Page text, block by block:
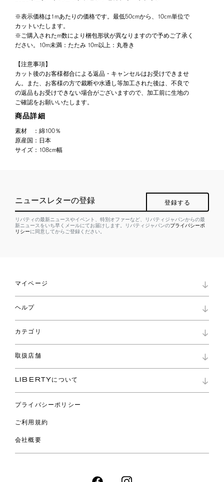
※表示価格は1mあたりの価格です。最低50cmから、10cm単位で
カットいたします。
※ご購入されたm数により梱包形状が異なりますので予めご了承く
ださい。10m未満：たたみ 10m以上：丸巻き
【注意事項】
カット後のお客様都合による返品・キャンセルはお受けできませ
ん。また、お客様の方で裁断や水通し等加工された後は、不良で
の返品もお受けできない場合がございますので、加工前に生地の
ご確認をお願いいたします。
商品詳細
素材 ： 綿100％
原産国 ： 日本
サイズ ： 108cm幅
ニュースレターの登録 登録する
リバティの最新ニュースやイベント、特別オファーなど、リバティジャパンからの最
新ニュースをいち早くメールにてお届けします。リバティジャパンのプライバシーポ
リシーに同意してからご登録ください。
マイページ
ロイヤリティプログラム
パスワード再設定
ショッピングバッグ
ヘルプ
お問い合わせ
よくあるご質問
ご利用ガイド
カテゴリ
コレクション
ファブリックス
バッグ
ウェア
ライフスタイル
スペシャル
取扱店舗
リバティ・ファブリックス
LIBERTYについて
プライバシーポリシー
ご利用規約
会社概要